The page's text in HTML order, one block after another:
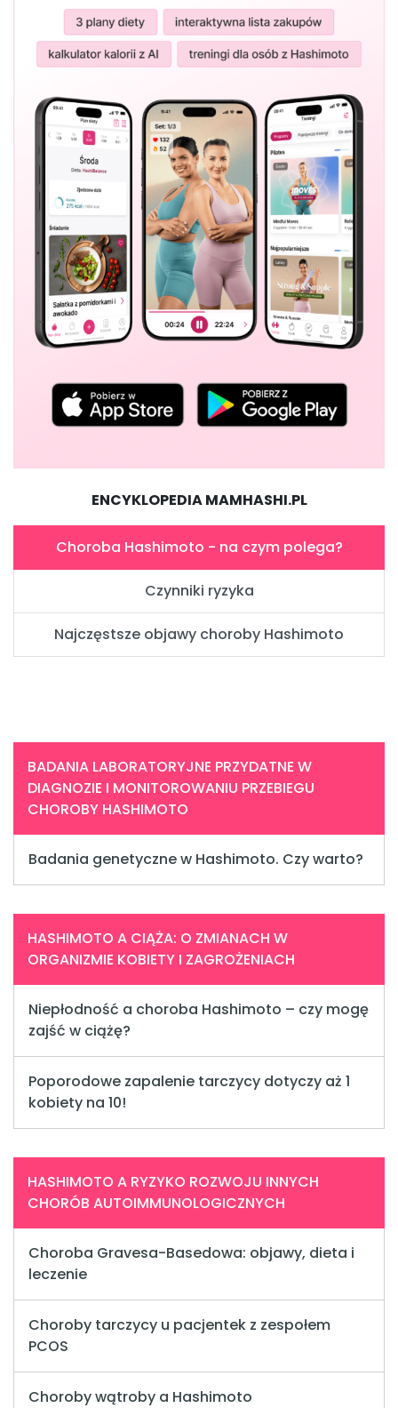
ENCYKLOPEDIA MAMHASHI.PL
Choroba Hashimoto - na czym polega?
Czynniki ryzyka
Najczęstsze objawy choroby Hashimoto
BADANIA LABORATORYJNE PRZYDATNE W
DIAGNOZIE I MONITOROWANIU PRZEBIEGU
CHOROBY HASHIMOTO
Badania genetyczne w Hashimoto. Czy warto?
HASHIMOTO A CIĄŻA: O ZMIANACH W
ORGANIZMIE KOBIETY I ZAGROŻENIACH
Niepłodność a choroba Hashimoto – czy mogę
zajść w ciążę?
Poporodowe zapalenie tarczycy dotyczy aż 1
kobiety na 10!
HASHIMOTO A RYZYKO ROZWOJU INNYCH
CHORÓB AUTOIMMUNOLOGICZNYCH
Choroba Gravesa-Basedowa: objawy, dieta i
leczenie
Choroby tarczycy u pacjentek z zespołem
PCOS
Choroby wątroby a Hashimoto